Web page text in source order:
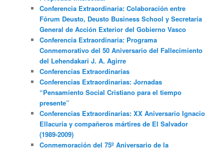
Conferencia Extraordinaria: Colaboración entre
Fórum Deusto, Deusto Business School y Secretaría
General de Acción Exterior del Gobierno Vasco
Conferencia Extraordinaria: Programa
Conmemorativo del 50 Aniversario del Fallecimiento
del Lehendakari J. A. Agirre
Conferencias Extraordinarias
Conferencias Extraordinarias: Jornadas
“Pensamiento Social Cristiano para el tiempo
presente”
Conferencias Extraordinarias: XX Aniversario Ignacio
Ellacuria y compañeros mártires de El Salvador
(1989-2009)
Conmemoración del 75º Aniversario de la